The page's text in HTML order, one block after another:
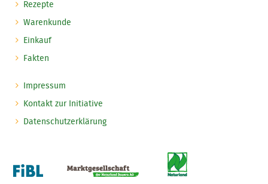
Rezepte
Warenkunde
Einkauf
Fakten
Impressum
Kontakt zur Initiative
Datenschutzerklärung